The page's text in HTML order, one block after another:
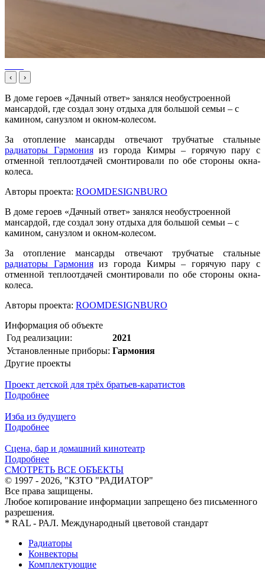
‹ ›
В доме героев «Дачный ответ» занялся необустроенной
мансардой, где создал зону отдыха для большой семьи – с
камином, санузлом и окном-колесом.
За отопление мансарды отвечают трубчатые стальные
радиаторы Гармонияиз города Кимры – горячую пару с
отменной теплоотдачей смонтировали по обе стороны окна-
колеса.
Авторы проекта: ROOMDESIGNBURO
В доме героев «Дачный ответ» занялся необустроенной
мансардой, где создал зону отдыха для большой семьи – с
камином, санузлом и окном-колесом.
За отопление мансарды отвечают трубчатые стальные
радиаторы Гармонияиз города Кимры – горячую пару с
отменной теплоотдачей смонтировали по обе стороны окна-
колеса.
Авторы проекта: ROOMDESIGNBURO
Информация об объекте
Год реализации:
2021
Установленные приборы: Гармония
Другие проекты
Проект детской для трёх братьев-каратистов
Подробнее
Изба из будущего
Подробнее
Сцена, бар и домашний кинотеатр
Подробнее
СМОТРЕТЬ ВСЕ ОБЪЕКТЫ
© 1997 - 2026, "КЗТО "РАДИАТОР"
Все права защищены.
Любое копирование информации запрещено без письменного
разрешения.
* RAL - РАЛ. Международный цветовой стандарт
Радиаторы
Конвекторы
Комплектующие